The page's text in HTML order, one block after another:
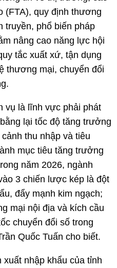
(FTA), quy định thương
truyền, phổ biến pháp
nâng cao năng lực hội
tắc xuất xứ, tận dụng
thương mại, chuyển đổi
vụ là lĩnh vực phải phát
lại tốc độ tăng trưởng
thu nhập và tiêu
mục tiêu tăng trưởng
năm 2026, ngành
3 chiến lược kép là đột
đẩy mạnh kim ngạch;
mại nội địa và kích cầu
chuyển đổi số trong
Quốc Tuấn cho biết.
xuất nhập khẩu của tỉnh